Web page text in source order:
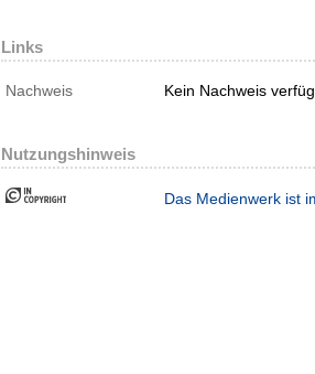
Links
Nachweis Kein Nachweis
Nutzungshinweis
Das Medienwerk ist